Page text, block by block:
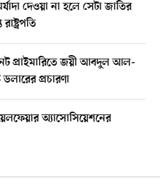
দেওয়া না হলে সেটা জাতির
প্রাইমারিতে জয়ী আবদুল আল-
প্রচারণা
অ্যাসোসিয়েশনের
৫ অঞ্চলে মিশন বন্ধ করছে